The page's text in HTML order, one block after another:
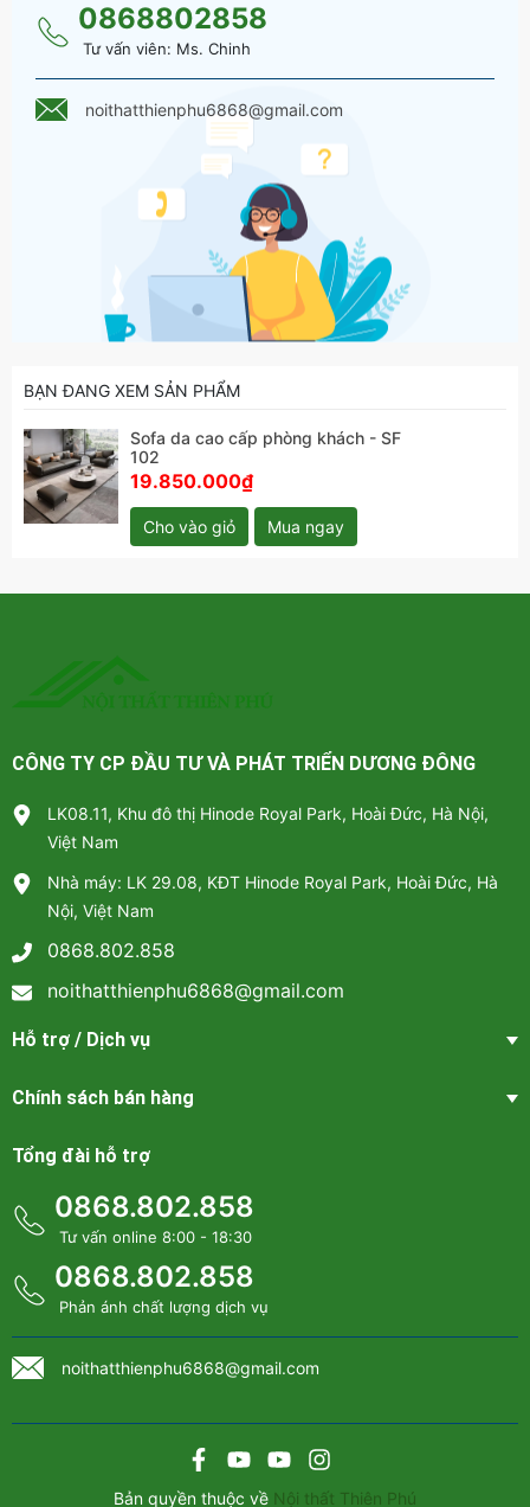
Sofa da cao cấp phòng khách - SF 102 màu da bò sang
trọng
Sofa da cao cấp phòng khách - SF 102 kết hợp với bàn trà
Sofa da cao cấp phòng khách - SF 102 tinh tế và sang
0868802858
Tư vấn viên: Ms. Chinh
noithatthienphu6868@gmail.com
BẠN ĐANG XEM SẢN PHẨM
Sofa da cao cấp phòng khách - SF
102
19.850.000₫
Cho vào giỏ Mua ngay
CÔNG TY CP ĐẦU TƯ VÀ PHÁT TRIỂN DƯƠNG ĐÔNG
LK08.11, Khu đô thị Hinode Royal Park, Hoài Đức, Hà Nội,
Việt Nam
Nhà máy: LK 29.08, KĐT Hinode Royal Park, Hoài Đức, Hà
Nội, Việt Nam
0868.802.858
noithatthienphu6868@gmail.com
Hỗ trợ / Dịch vụ
Chính sách bán hàng
Tổng đài hỗ trợ
0868.802.858
Tư vấn online 8:00 - 18:30
0868.802.858
Phản ánh chất lượng dịch vụ
noithatthienphu6868@gmail.com
Bản quyền thuộc về Nội thất Thiên Phú